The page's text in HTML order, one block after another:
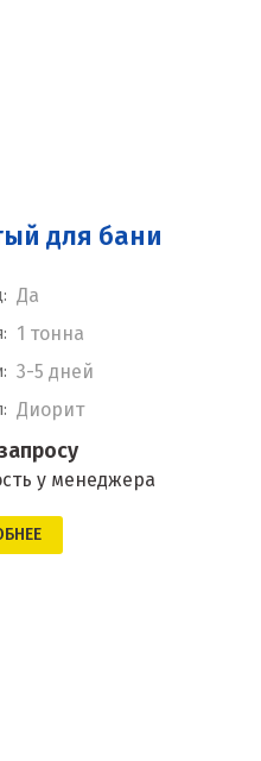
для бани
Да
1 тонна
3-5 дней
Диорит
у менеджера